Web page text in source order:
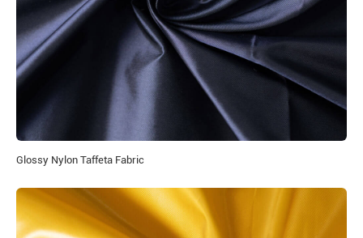
Glossy Nylon Taffeta Fabric